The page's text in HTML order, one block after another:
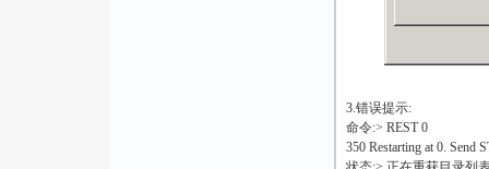
3.错误提示:
命令:> REST 0
350 Restarting at 0. Send